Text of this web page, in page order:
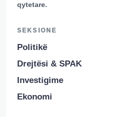
qytetare.
SEKSIONE
Politikë
Drejtësi & SPAK
Investigime
Ekonomi